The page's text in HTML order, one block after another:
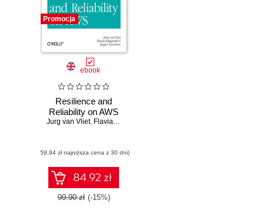
Promocja
ebook
Resilience and
Reliability on AWS
Jurg van Vliet, Flavia Paganelli
(59,94 zł najniższa cena z 30 dni)
84.92 zł
99.90 zł (-15%)